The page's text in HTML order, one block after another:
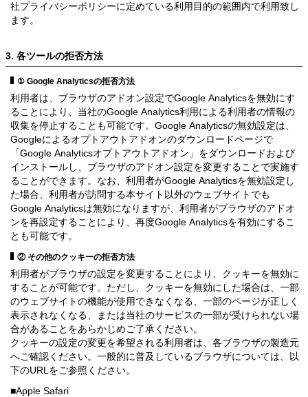
社プライバシーポリシーに定めている利用目的の範囲内で利用致し
ます。
3. 各ツールの拒否方法
① Google Analyticsの拒否方法
利用者は、ブラウザのアドオン設定でGoogle Analyticsを無効にす
ることにより、当社のGoogle Analytics利用による利用者の情報の
収集を停止することも可能です。Google Analyticsの無効設定は、
Googleによるオプトアウトアドオンのダウンロードページで
「Google Analyticsオプトアウトアドオン」をダウンロードおよび
インストールし、ブラウザのアドオン設定を変更することで実施す
ることができます。なお、利用者がGoogle Analyticsを無効設定し
た場合、利用者が訪問する本サイト以外のウェブサイトでも
Google Analyticsは無効になりますが、利用者がブラウザのアドオ
ンを再設定することにより、再度Google Analyticsを有効にするこ
とも可能です。
② その他のクッキーの拒否方法
利用者がブラウザの設定を変更することにより、クッキーを無効に
することが可能です。ただし、クッキーを無効にした場合は、一部
のウェブサイトの機能が使用できなくなる、一部のページが正しく
表示されなくなる、または当社のサービスの一部が受けられない場
合があることをあらかじめご了承ください。
クッキーの設定の変更を希望される利用者は、各ブラウザの製造元
へご確認ください。一般的に普及しているブラウザについては、以
下のURLをご参照ください。
■Apple Safari